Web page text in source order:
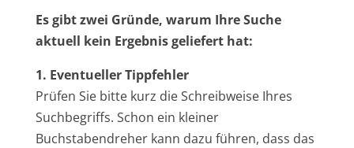
Es gibt zwei Gründe, warum Ihre Suche
aktuell kein Ergebnis geliefert hat:
1. Eventueller Tippfehler
Prüfen Sie bitte kurz die Schreibweise Ihres
Suchbegriffs. Schon ein kleiner
Buchstabendreher kann dazu führen, dass das